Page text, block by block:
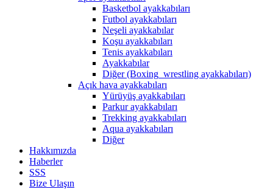
Basketbol ayakkabıları
Futbol ayakkabıları
Neşeli ayakkabılar
Koşu ayakkabıları
Tenis ayakkabıları
Ayakkabılar
Diğer (Boxing_wrestling ayakkabıları)
Açık hava ayakkabıları
Yürüyüş ayakkabıları
Parkur ayakkabıları
Trekking ayakkabıları
Aqua ayakkabıları
Diğer
Hakkımızda
Haberler
SSS
Bize Ulaşın